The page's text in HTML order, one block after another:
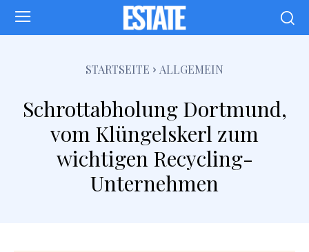
STARTSEITE ALLGEMEIN
Schrottabholung Dortmund,
vom Klüngelskerl zum
wichtigen Recycling-
Unternehmen